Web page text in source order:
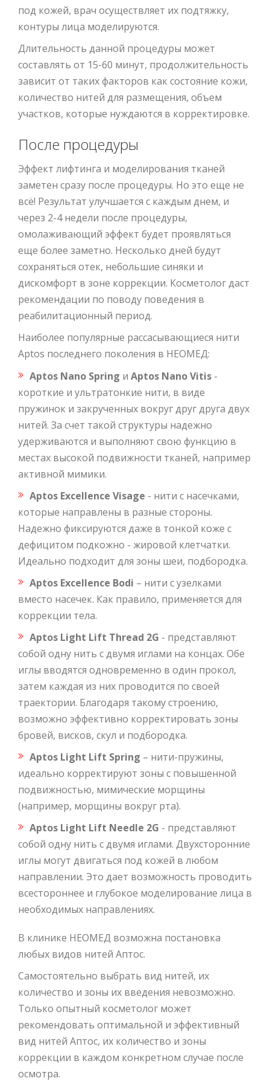
под кожей, врач осуществляет их подтяжку,
контуры лица моделируются.
Длительность данной процедуры может
составлять от 15-60 минут, продолжительность
зависит от таких факторов как состояние кожи,
количество нитей для размещения, объем
участков, которые нуждаются в корректировке.
После процедуры
Эффект лифтинга и моделирования тканей
заметен сразу после процедуры. Но это еще не
всё! Результат улучшается с каждым днем, и
через 2-4 недели после процедуры,
омолаживающий эффект будет проявляться
еще более заметно. Несколько дней будут
сохраняться отек, небольшие синяки и
дискомфорт в зоне коррекции. Косметолог даст
рекомендации по поводу поведения в
реабилитационный период.
Наиболее популярные рассасывающиеся нити
Aptos последнего поколения в НЕОМЕД:
Aptos Nano Spring и Aptos Nano Vitis -
короткие и ультратонкие нити, в виде
пружинок и закрученных вокруг друг друга двух
нитей. За счет такой структуры надежно
удерживаются и выполняют свою функцию в
местах высокой подвижности тканей, например
активной мимики.
Aptos Excellence Visage - нити с насечками,
которые направлены в разные стороны.
Надежно фиксируются даже в тонкой коже с
дефицитом подкожно - жировой клетчатки.
Идеально подходит для зоны шеи, подбородка.
Aptos Excellence Bodi – нити с узелками
вместо насечек. Как правило, применяется для
коррекции тела.
Aptos Light Lift Thread 2G - представляют
собой одну нить с двумя иглами на концах. Обе
иглы вводятся одновременно в один прокол,
затем каждая из них проводится по своей
траектории. Благодаря такому строению,
возможно эффективно корректировать зоны
бровей, висков, скул и подбородка.
Aptos Light Lift Spring – нити-пружины,
идеально корректируют зоны с повышенной
подвижностью, мимические морщины
(например, морщины вокруг рта).
Aptos Light Lift Needle 2G - представляют
собой одну нить с двумя иглами. Двухсторонние
иглы могут двигаться под кожей в любом
направлении. Это дает возможность проводить
всестороннее и глубокое моделирование лица в
необходимых направлениях.
В клинике НЕОМЕД возможна постановка
любых видов нитей Аптос.
Самостоятельно выбрать вид нитей, их
количество и зоны их введения невозможно.
Только опытный косметолог может
рекомендовать оптимальной и эффективный
вид нитей Аптос, их количество и зоны
коррекции в каждом конкретном случае после
осмотра.